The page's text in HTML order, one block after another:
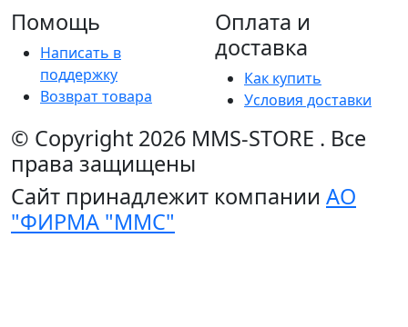
Помощь
Написать в
поддержку
Возврат товара
Оплата и
доставка
Как купить
Условия доставки
© Copyright 2026 MMS-STORE . Все
права защищены
Сайт принадлежит компании АО
"ФИРМА "ММС"